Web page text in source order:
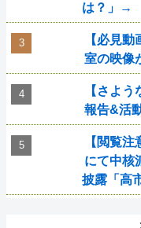
は？」→
【必見
室の映像
【さよ
報告&活
【閲覧
にて中核
披露「高